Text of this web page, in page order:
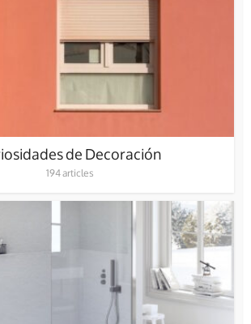
de Decoración
194 articles